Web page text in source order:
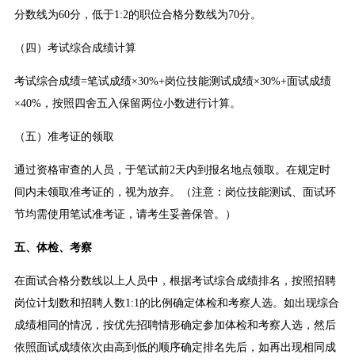
分数线为60分，低于1:2的职位合格分数线为70分。
（四）考试综合成绩计算
考试综合成绩=笔试成绩×30%+岗位技能测试成绩×30%+面试成绩
×40%，按照四舍五入保留两位小数进行计算。
（五）准考证的领取
通过资格审查的人员，于笔试前2天内到报名地点领取。在规定时
间内未领取准考证的，视为放弃。（注意：岗位技能测试、面试环
节均需使用笔试准考证，请考生妥善保管。）
五、体检、考察
在面试合格分数线以上人员中，根据考试综合成绩排名，按照招聘
岗位计划数和招聘人数1:1的比例确定体检和考察人选。如出现综合
成绩相同的情况，按优先招聘情形确定参加体检和考察人选，然后
依照面试成绩依次由高到低的顺序确定排名先后，如再出现相同成